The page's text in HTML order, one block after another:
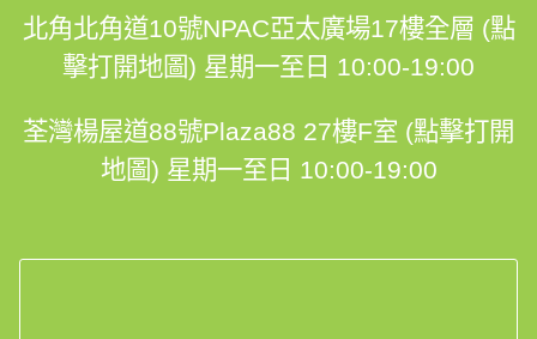
北角北角道10號NPAC亞太廣場17樓全層 (點
擊打開地圖) 星期一至日 10:00-19:00
荃灣楊屋道88號Plaza88 27樓F室 (點擊打開
地圖) 星期一至日 10:00-19:00